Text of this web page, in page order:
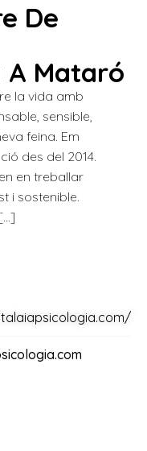
De
A Mataró
la vida amb
sensible,
feina. Em
des del 2014.
en treballar
i sostenible.